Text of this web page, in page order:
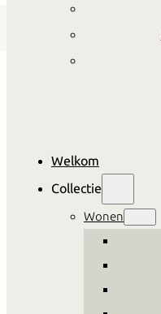
Welkom
Collectie
Wonen